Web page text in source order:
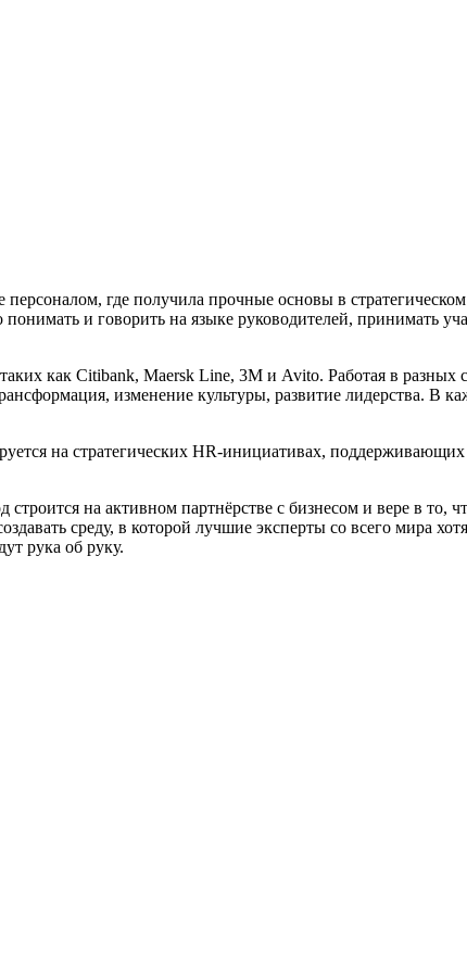
где получила прочные основы в
и говорить на языке руководителей, принимать
как Citibank, Maersk Line, 3M и Avito. Работая в разных
изменение культуры, развитие лидерства. В
на стратегических HR-инициативах,
на активном партнёрстве с бизнесом и вере в то,
среду, в которой лучшие эксперты со всего мира
рука об руку.